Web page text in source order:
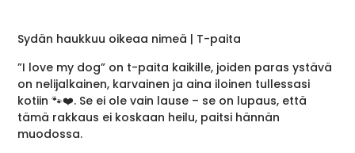
Sydän haukkuu oikeaa nimeä | T-paita
”I love my dog” on t-paita kaikille, joiden paras ystävä
on nelijalkainen, karvainen ja aina iloinen tullessasi
kotiin 🐾❤️. Se ei ole vain lause – se on lupaus, että
tämä rakkaus ei koskaan heilu, paitsi hännän
muodossa.